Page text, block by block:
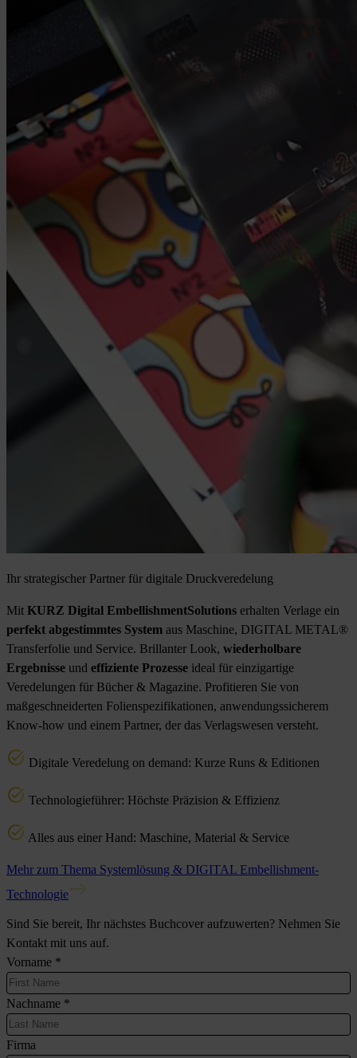
Ihr strategischer Partner für digitale Druckveredelung
Mit KURZ Digital EmbellishmentSolutions erhalten Verlage ein
perfekt abgestimmtes System aus Maschine, DIGITAL METAL®
Transferfolie und Service. Brillanter Look, wiederholbare
Ergebnisse und effiziente Prozesse ideal für einzigartige
Veredelungen für Bücher & Magazine. Profitieren Sie von
maßgeschneiderten Folienspezifikationen, anwendungssicherem
Know-how und einem Partner, der das Verlagswesen versteht.
Digitale Veredelung on demand: Kurze Runs & Editionen
Technologieführer: Höchste Präzision & Effizienz
Alles aus einer Hand: Maschine, Material & Service
Mehr zum Thema Systemlösung & DIGITAL Embellishment-
Technologie
Sind Sie bereit, Ihr nächstes Buchcover aufzuwerten? Nehmen Sie
Kontakt mit uns auf.
Vorname *
Nachname *
Firma